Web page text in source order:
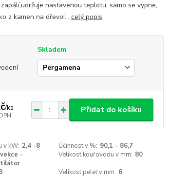
nastavenou teplotu, samo se vypne,
z kamen na dřevo!... celý popis
Skladem
/ks Přidat do košíku
v kW: 2,4 -8 Účinnost v %: 90,1 - 86,7
-
Velikost kouřovodu v mm: 80
Velikost pelet v mm: 6